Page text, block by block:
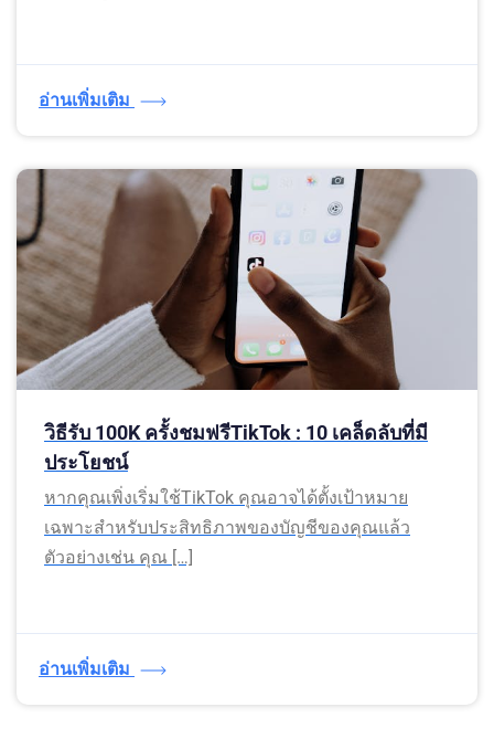
อ่านเพิ่มเติม
วิธีรับ 100K ครั้งชมฟรีTikTok : 10 เคล็ดลับที่มี
ประโยชน์
หากคุณเพิ่งเริ่มใช้TikTok คุณอาจได้ตั้งเป้าหมาย
เฉพาะสำหรับประสิทธิภาพของบัญชีของคุณแล้ว
ตัวอย่างเช่น คุณ […]
อ่านเพิ่มเติม